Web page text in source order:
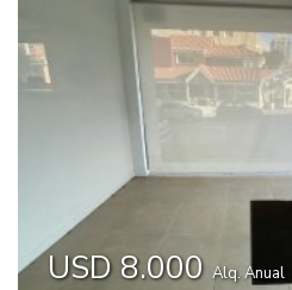
USD 8.000 Alq. Anual